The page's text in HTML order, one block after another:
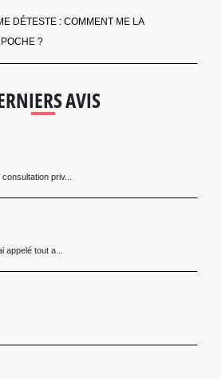
DÉTESTE : COMMENT ME LA
?
AVIS
priv...
appelé tout a...